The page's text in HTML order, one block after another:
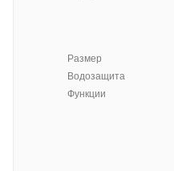
Размер
Водозащита
Функции